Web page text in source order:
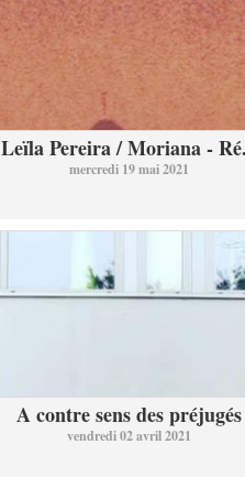
Leïla Pereira / Moriana -
mercredi 19 mai 2021
A contre sens des préjugés
vendredi 02 avril 2021